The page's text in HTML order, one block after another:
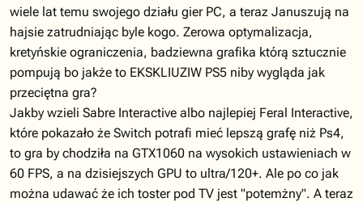
wiele lat temu swojego działu gier PC, a teraz Januszują na
hajsie zatrudniając byle kogo. Zerowa optymalizacja,
kretyńskie ograniczenia, badziewna grafika którą sztucznie
pompują bo jakże to EKSKLIUZIW PS5 niby wygląda jak
przeciętna gra?
Jakby wzieli Sabre Interactive albo najlepiej Feral Interactive,
które pokazało że Switch potrafi mieć lepszą grafę niż Ps4,
to gra by chodziła na GTX1060 na wysokich ustawieniach w
60 FPS, a na dzisiejszych GPU to ultra/120+. Ale po co jak
można udawać że ich toster pod TV jest "potemżny". A teraz